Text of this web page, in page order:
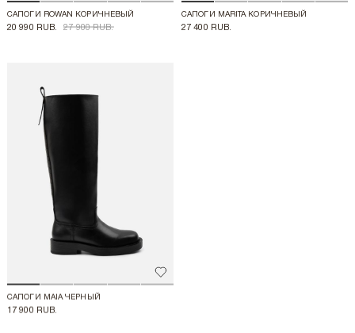
САПОГИ ROWAN КОРИЧНЕВЫЙ
20 990 RUB. 27 900 RUB.
САПОГИ MARITA КОРИЧНЕВЫЙ
27 400 RUB.
Добавить в избранное
САПОГИ MAIA ЧЕРНЫЙ
17 900 RUB.